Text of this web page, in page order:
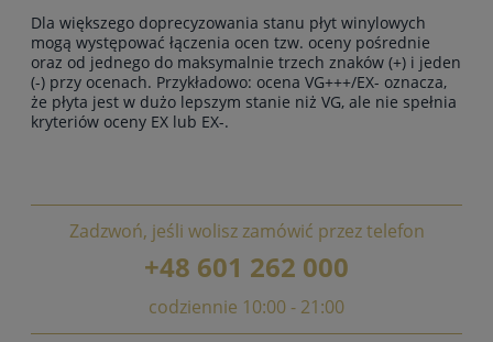
Dla większego doprecyzowania stanu płyt winylowych
mogą występować łączenia ocen tzw. oceny pośrednie
oraz od jednego do maksymalnie trzech znaków (+) i jeden
(-) przy ocenach. Przykładowo: ocena VG+++/EX- oznacza,
że płyta jest w dużo lepszym stanie niż VG, ale nie spełnia
kryteriów oceny EX lub EX-.
Zadzwoń, jeśli wolisz zamówić przez telefon
+48 601 262 000
codziennie 10:00 - 21:00